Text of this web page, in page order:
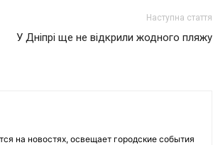
Наступна стаття
У Дніпрі ще не відкрили жодного пляжу
на новостях, освещает городские события